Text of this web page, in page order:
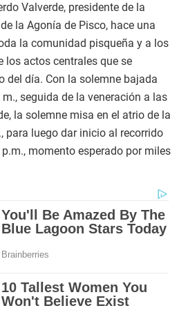
Valverde, presidente de la
la Agonía de Pisco, hace una
la comunidad pisqueña y a los
los actos centrales que se
del día. Con la solemne bajada
seguida de la veneración a las
la solemne misa en el atrio de la
para luego dar inicio al recorrido
momento esperado por miles